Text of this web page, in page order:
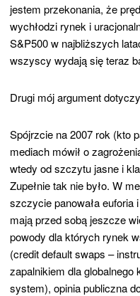
jestem przekonania, że
wychłodzi rynek i
S&P500 w najbliższych
wszyscy wydają się teraz
Drugi mój argument
Spójrzcie na 2007 rok (kto
mediach mówił o
wtedy od szczytu jasne i
Zupełnie tak nie było. W
szczycie panowała euforia
mają przed sobą jeszcze
powody dla których rynek
(credit default swaps –
zapalnikiem dla globalnego
system), opinia publiczna